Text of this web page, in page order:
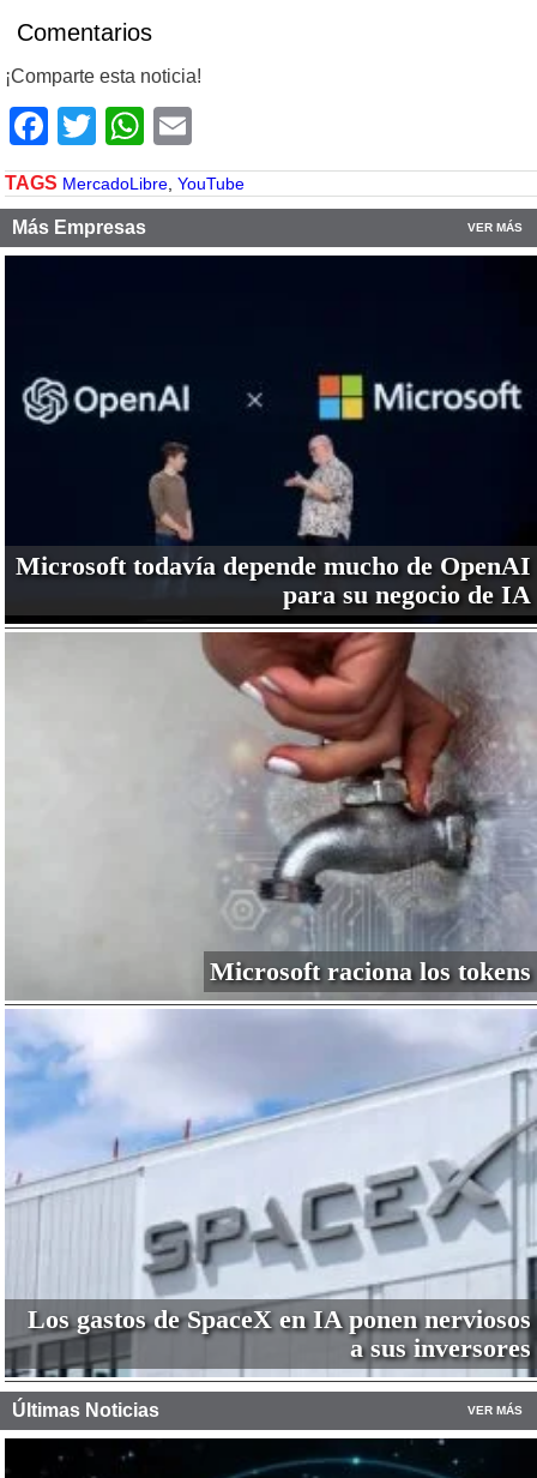
Comentarios
¡Comparte esta noticia!
Facebook
TwitterWhatsApp
TAGS MercadoLibre, YouTube
Más Empresas VER MÁS
Microsoft todavía depende mucho de OpenAI
para su negocio de IA
Microsoft raciona los tokens
Los gastos de SpaceX en IA ponen nerviosos
a sus inversores
Últimas Noticias VER MÁS